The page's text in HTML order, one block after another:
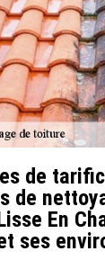
de
de
En
ses